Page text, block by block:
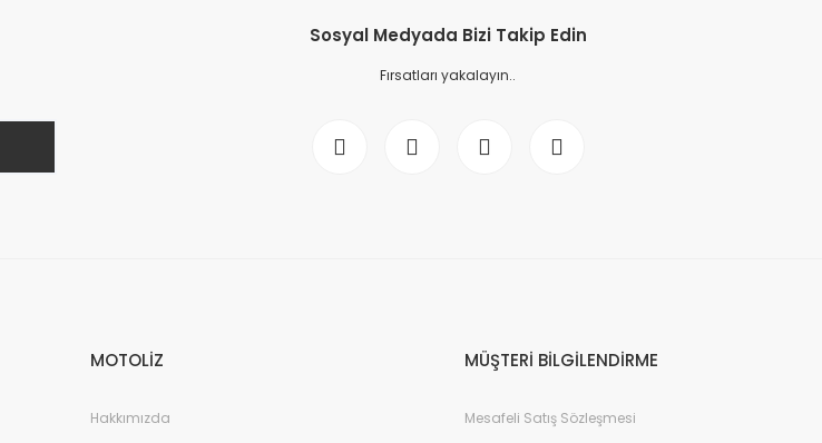
Sosyal Medyada Bizi Takip Edin
Fırsatları yakalayın..
MOTOLİZ
Hakkımızda
MÜŞTERİ BİLGİLENDİRME
Mesafeli Satış Sözleşmesi